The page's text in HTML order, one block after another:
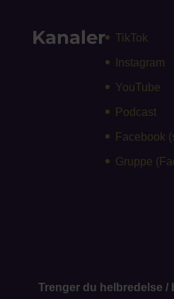
Kanaler TikTok
Instagram
YouTube
Podcast
Facebook
Gruppe
Trenger du helbredelse /